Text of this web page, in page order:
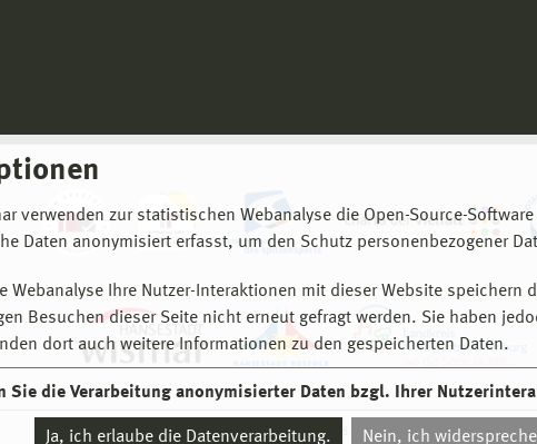
verwenden zur statistischen Webanalyse die Open-Source-Software
Daten anonymisiert erfasst, um den Schutz personenbezogener
Webanalyse Ihre Nutzer-Interaktionen mit dieser Website speichern
Besuchen dieser Seite nicht erneut gefragt werden. Sie haben
dort auch weitere Informationen zu den gespeicherten Daten.
Sie die Verarbeitung anonymisierter Daten bzgl. Ihrer
Ja, ich erlaube die Datenverarbeitung. Nein, ich
© 2026 Hochschule Wismar